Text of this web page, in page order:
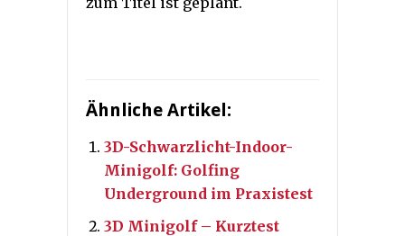
Ähnliche Artikel:
3D-Schwarzlicht-Indoor-
Minigolf: Golfing
Underground im Praxistest
3D Minigolf – Kurztest